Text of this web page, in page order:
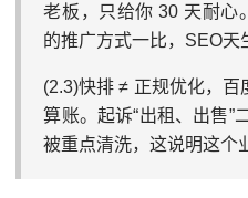
老板，只给你 30 天耐心
的推广方式一比，SEO天
(2.3)快排 ≠ 正规优化，
算账。起诉“出租、出售”
被重点清洗，这说明这个